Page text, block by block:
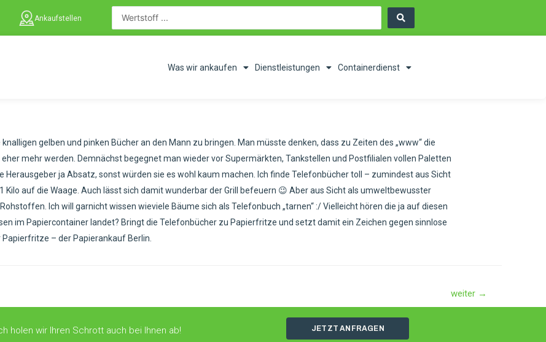
Ankaufstellen
Was wir ankaufen Dienstleistungen Containerdienst
gelben und pinken Bücher an den Mann zu bringen. Man müsste denken, dass zu Zeiten des „www“ die
mehr werden. Demnächst begegnet man wieder vor Supermärkten, Tankstellen und Postfilialen vollen Paletten
Herausgeber ja Absatz, sonst würden sie es wohl kaum machen. Ich finde Telefonbücher toll – zumindest aus Sicht
Kilo auf die Waage. Auch lässt sich damit wunderbar der Grill befeuern 😉 Aber aus Sicht als umweltbewusster
Ich will garnicht wissen wieviele Bäume sich als Telefonbuch „tarnen“ :/ Vielleicht hören die ja auf diesen
im Papiercontainer landet? Bringt die Telefonbücher zu Papierfritze und setzt damit ein Zeichen gegen sinnlose
– der Papierankauf Berlin.
weiter →
holen wir Ihren Schrott auch bei Ihnen ab! JETZT ANFRAGEN